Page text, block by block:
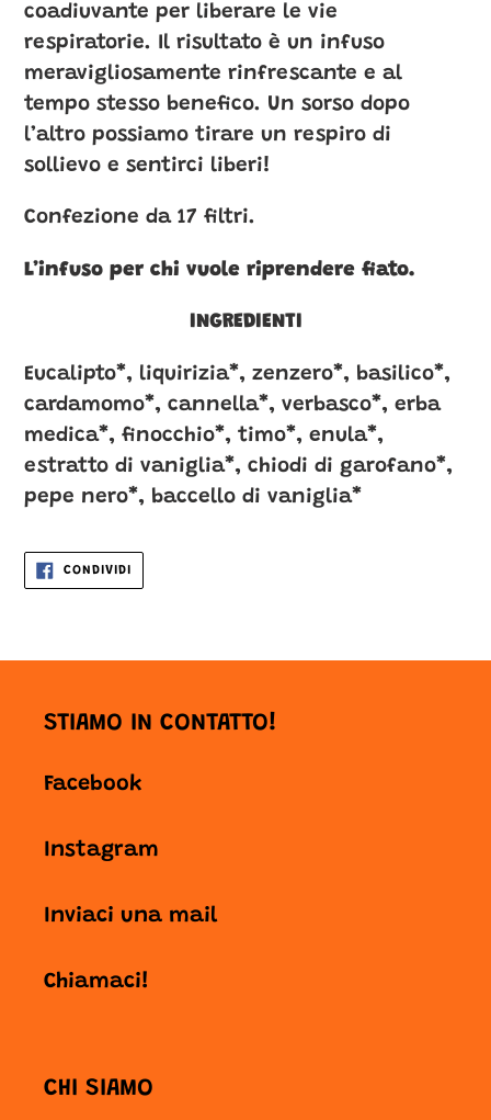
coadiuvante per liberare le vie
respiratorie. Il risultato è un infuso
meravigliosamente rinfrescante e al
tempo stesso benefico. Un sorso dopo
l’altro possiamo tirare un respiro di
sollievo e sentirci liberi!
Confezione da 17 filtri.
L’infuso per chi vuole riprendere fiato.
INGREDIENTI
Eucalipto*, liquirizia*, zenzero*, basilico*,
cardamomo*, cannella*, verbasco*, erba
medica*, finocchio*, timo*, enula*,
estratto di vaniglia*, chiodi di garofano*,
pepe nero*, baccello di vaniglia*
CONDIVIDICONDIVIDI
FACEBOOK
STIAMO IN CONTATTO!
Facebook
Instagram
Inviaci una mail
Chiamaci!
CHI SIAMO